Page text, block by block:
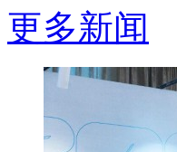
更多新闻